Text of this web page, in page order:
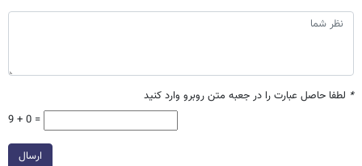
* لطفا حاصل عبارت را در جعبه متن روبرو وارد کنید
9 + 0 =
ارسال